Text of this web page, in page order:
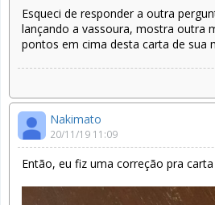
Esqueci de responder a outra
lançando a vassoura, mostra outra
pontos em cima desta carta de sua
Nakimato
20/11/19 11:09
Então, eu fiz uma correção pra